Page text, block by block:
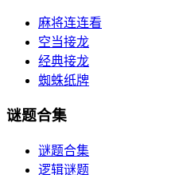
麻将连连看
空当接龙
经典接龙
蜘蛛纸牌
谜题合集
谜题合集
逻辑谜题